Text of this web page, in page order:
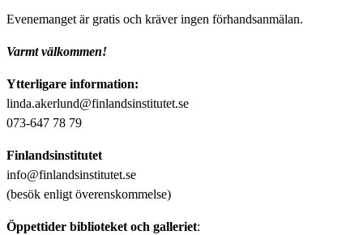
Evenemanget är gratis och kräver ingen förhandsanmälan.
Varmt välkommen!
Ytterligare information:
linda.akerlund@finlandsinstitutet.se
073-647 78 79
Finlandsinstitutet
info@finlandsinstitutet.se
(besök enligt överenskommelse)
Öppettider biblioteket och galleriet: